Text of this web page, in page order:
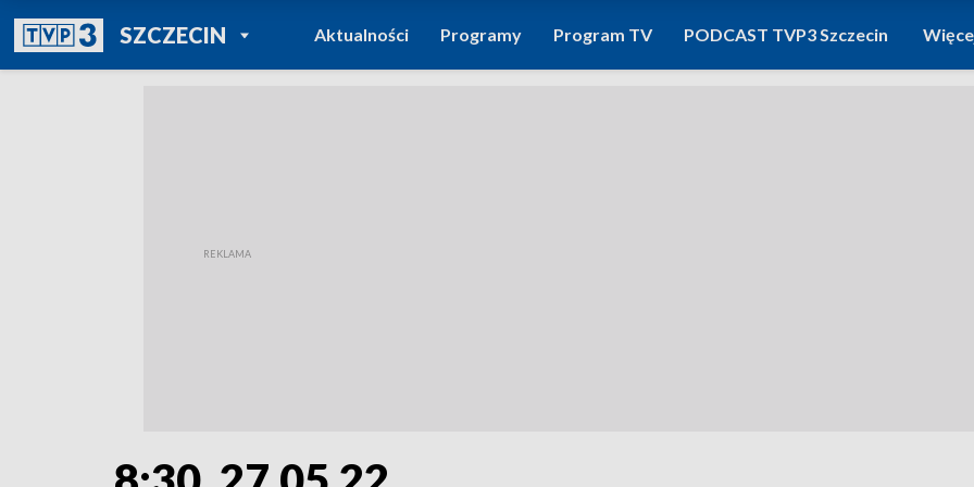
SZCZECINPOWRÓT DO
TVP REGIONY
Aktualności Programy Program TV PODCAST TVP3 Szczecin